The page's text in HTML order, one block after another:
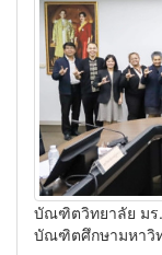
บัณฑิตวิทยาลัย มร
บัณฑิตศึกษามหาวิ